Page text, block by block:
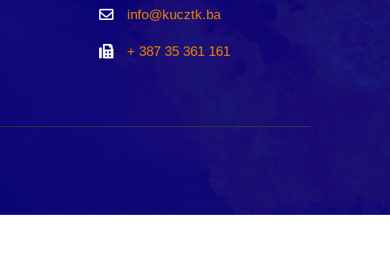
info@kucztk.ba
+ 387 35 361 161